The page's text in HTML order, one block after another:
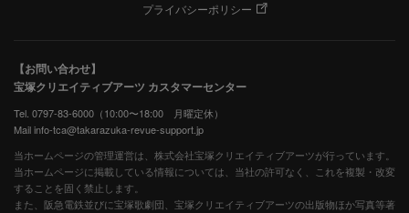
プライバシーポリシー
【お問い合わせ】
宝塚クリエイティブアーツ カスタマーセンター
Tel. 0797-83-6000（10:00〜18:00 月曜定休）
Mail info-tca@takarazuka-revue-support.jp
当ホームページの管理運営は、株式会社宝塚クリエイティブアーツが行っています。
当ホームページに掲載している情報については、当社の許可なく、これを複製・改変
することを固く禁止します。
また、阪急電鉄並びに宝塚歌劇団、宝塚クリエイティブアーツの出版物ほか写真等著